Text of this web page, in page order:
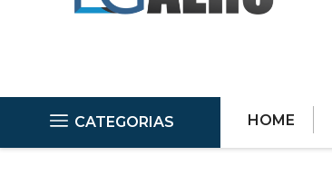
CATEGORIAS HOME